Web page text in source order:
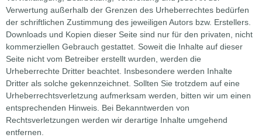
Verwertung außerhalb der Grenzen des Urheberrechtes bedürfen
der schriftlichen Zustimmung des jeweiligen Autors bzw. Erstellers.
Downloads und Kopien dieser Seite sind nur für den privaten, nicht
kommerziellen Gebrauch gestattet. Soweit die Inhalte auf dieser
Seite nicht vom Betreiber erstellt wurden, werden die
Urheberrechte Dritter beachtet. Insbesondere werden Inhalte
Dritter als solche gekennzeichnet. Sollten Sie trotzdem auf eine
Urheberrechtsverletzung aufmerksam werden, bitten wir um einen
entsprechenden Hinweis. Bei Bekanntwerden von
Rechtsverletzungen werden wir derartige Inhalte umgehend
entfernen.